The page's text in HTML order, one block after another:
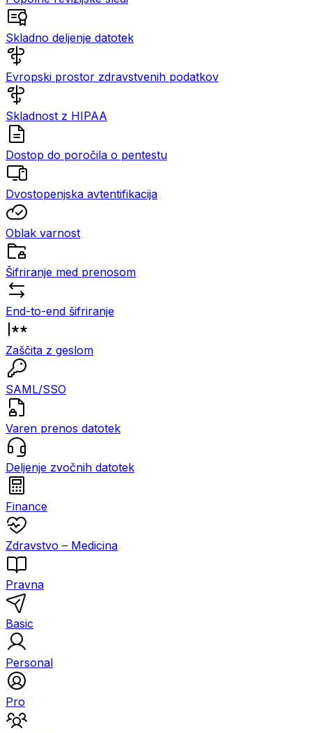
Skladno deljenje datotek
Evropski prostor zdravstvenih podatkov
Skladnost z HIPAA
Dostop do poročila o pentestu
Dvostopenjska avtentifikacija
Oblak varnost
Šifriranje med prenosom
End-to-end šifriranje
Zaščita z geslom
SAML/SSO
Varen prenos datotek
Deljenje zvočnih datotek
Finance
Zdravstvo – Medicina
Pravna
Basic
Personal
Pro